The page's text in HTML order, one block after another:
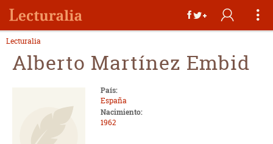
Lecturalia
Alberto Martínez Embid
País:
España
Nacimiento:
1962